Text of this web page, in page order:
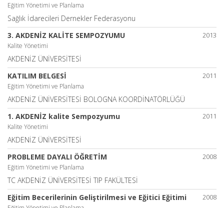
Eğitim Yönetimi ve Planlama
Sağlık İdarecileri Dernekler Federasyonu
2013
3. AKDENİZ KALİTE SEMPOZYUMU
Kalite Yönetimi
AKDENİZ ÜNİVERSİTESİ
2011
KATILIM BELGESİ
Eğitim Yönetimi ve Planlama
AKDENİZ ÜNİVERSİTESİ BOLOGNA KOORDİNATÖRLÜĞÜ
2011
1. AKDENİZ kalite Sempozyumu
Kalite Yönetimi
AKDENİZ ÜNİVERSİTESİ
2008
PROBLEME DAYALI ÖĞRETİM
Eğitim Yönetimi ve Planlama
TC AKDENİZ ÜNİVERSİTESİ TIP FAKÜLTESİ
2008
Eğitim Becerilerinin Geliştirilmesi ve Eğitici Eğitimi